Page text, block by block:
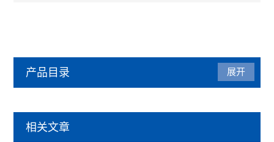
产品目录
台车炉系列
展开
相关文章